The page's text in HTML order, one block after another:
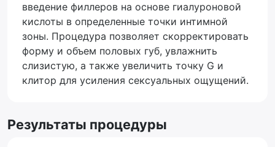
введение филлеров на основе гиалуроновой
кислоты в определенные точки интимной
зоны. Процедура позволяет скорректировать
форму и объем половых губ, увлажнить
слизистую, а также увеличить точку G и
клитор для усиления сексуальных ощущений.
Результаты процедуры